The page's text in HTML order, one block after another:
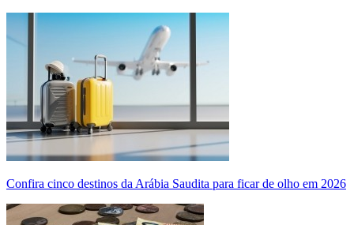
Confira cinco destinos da Arábia Saudita para ficar de olho em 2026